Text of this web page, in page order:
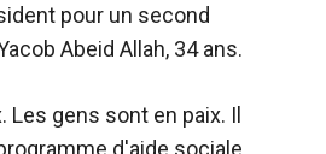
pour un second
Abeid Allah, 34 ans.
Les gens sont en paix. Il
d'aide sociale.